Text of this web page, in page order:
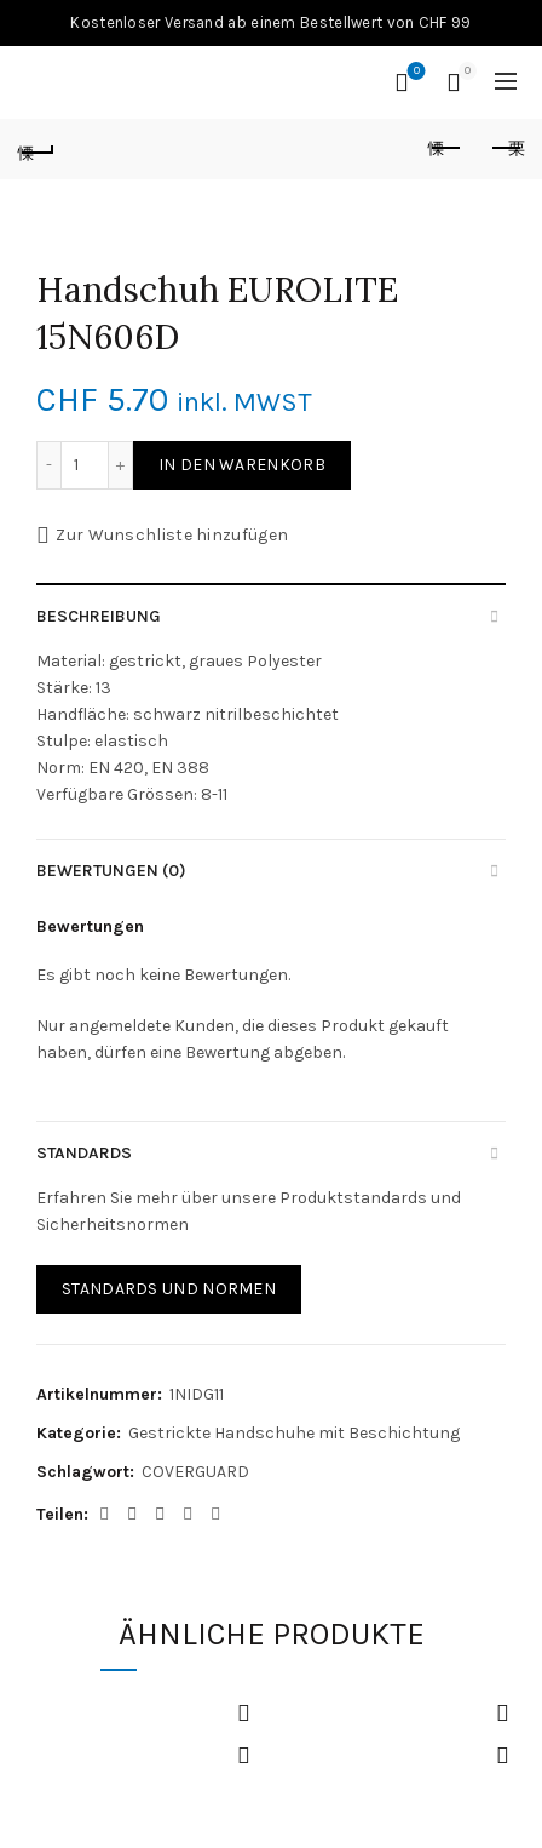
Kostenloser Versand ab einem Bestellwert von CHF 99
0 0
Handschuh EUROLITE
15N606D
CHF 5.70 inkl. MWST
IN DEN WARENKORB
Zur Wunschliste hinzufügen
BESCHREIBUNG
Material: gestrickt, graues Polyester
Stärke: 13
Handfläche: schwarz nitrilbeschichtet
Stulpe: elastisch
Norm: EN 420, EN 388
Verfügbare Grössen: 8-11
BEWERTUNGEN (0)
Bewertungen
Es gibt noch keine Bewertungen.
Nur angemeldete Kunden, die dieses Produkt gekauft
haben, dürfen eine Bewertung abgeben.
STANDARDS
Erfahren Sie mehr über unsere Produktstandards und
Sicherheitsnormen
STANDARDS UND NORMEN
Artikelnummer: 1NIDG11
Kategorie: Gestrickte Handschuhe mit Beschichtung
Schlagwort: COVERGUARD
Teilen
ÄHNLICHE PRODUKTE